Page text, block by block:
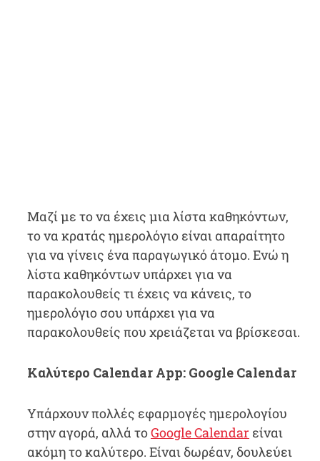
Μαζί με το να έχεις μια λίστα καθηκόντων,
το να κρατάς ημερολόγιο είναι απαραίτητο
για να γίνεις ένα παραγωγικό άτομο. Ενώ η
λίστα καθηκόντων υπάρχει για να
παρακολουθείς τι έχεις να κάνεις, το
ημερολόγιο σου υπάρχει για να
παρακολουθείς που χρειάζεται να βρίσκεσαι.
Καλύτερο Calendar App: Google Calendar
Υπάρχουν πολλές εφαρμογές ημερολογίου
στην αγορά, αλλά τοGoogle Calendar είναι
ακόμη το καλύτερο. Είναι δωρέαν, δουλεύει